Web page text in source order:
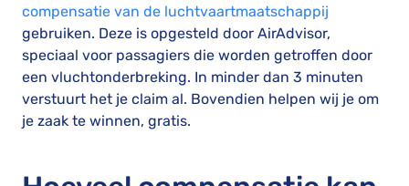
compensatie van de luchtvaartmaatschappij
gebruiken. Deze is opgesteld door AirAdvisor,
speciaal voor passagiers die worden getroffen door
een vluchtonderbreking. In minder dan 3 minuten
verstuurt het je claim al. Bovendien helpen wij je om
je zaak te winnen, gratis.